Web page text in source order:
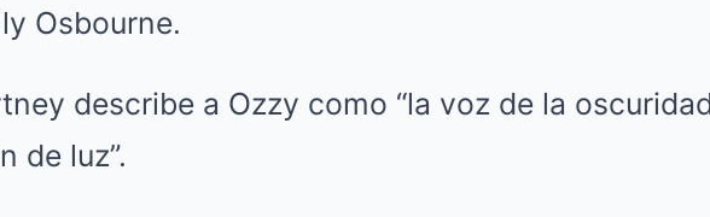
Osbourne.
describe a Ozzy como “la voz de la
de luz”.